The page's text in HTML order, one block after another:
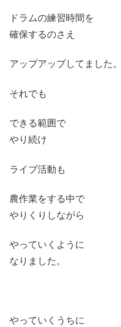
ドラムの練習時間を
確保するのさえ
アップアップしてました。
それでも
できる範囲で
やり続け
ライブ活動も
農作業をする中で
やりくりしながら
やっていくように
なりました。
やっていくうちに